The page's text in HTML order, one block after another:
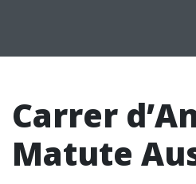
Carrer
Matute